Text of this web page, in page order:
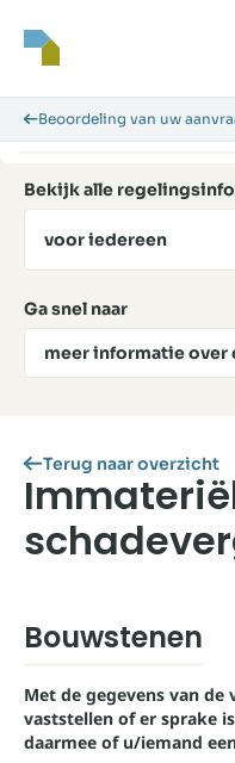
Beoordeling van uw
Bekijk alle
voor iedereen
Ga snel naar
meer informatie over
Terug naar overzicht
Bouwstenen
Met de gegevens van
vaststellen of er sprake
daarmee of u/iemand